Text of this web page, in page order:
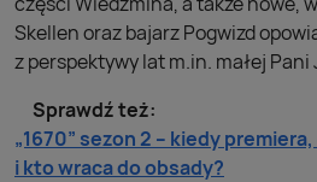
Skellen oraz bajarz Pogwizd
z perspektywy lat m.in. małej Pani
Sprawdź też:
„1670” sezon 2 – kiedy
i kto wraca do obsady?